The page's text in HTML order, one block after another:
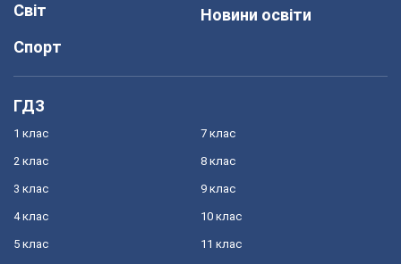
Світ
Спорт
Новини освіти
ГДЗ
1 клас
2 клас
3 клас
4 клас
5 клас
7 клас
8 клас
9 клас
10 клас
11 клас